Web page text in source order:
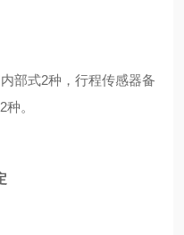
部式2种，行程传感器备
。